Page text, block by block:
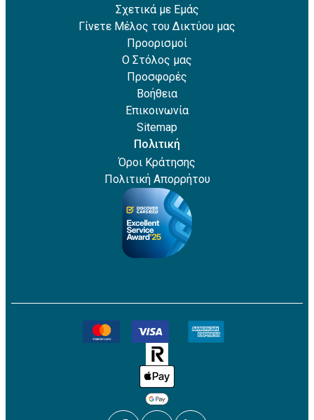
Σχετικά με Εμάς
Γίνετε Μέλος του Δικτύου μας
Προορισμοί
Ο Στόλος μας
Προσφορές
Βοήθεια
Επικοινωνία
Sitemap
Πολιτική
Όροι Κράτησης
Πολιτική Απορρήτου